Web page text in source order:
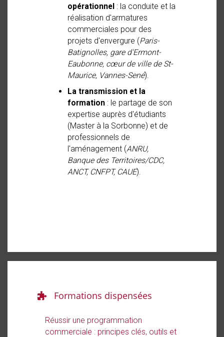
opérationnel : la conduite et la
réalisation d'armatures
commerciales pour des
projets d'envergure (Paris-
Batignolles, gare d'Ermont-
Eaubonne, cœur de ville de St-
Maurice, Vannes-Sené).
La transmission et la
formation : le partage de son
expertise auprès d'étudiants
(Master à la Sorbonne) et de
professionnels de
l'aménagement (ANRU,
Banque des Territoires/CDC,
ANCT, CNFPT, CAUE).
Formations dispensées
Réussir une programmation
commerciale : principes clés, outils et